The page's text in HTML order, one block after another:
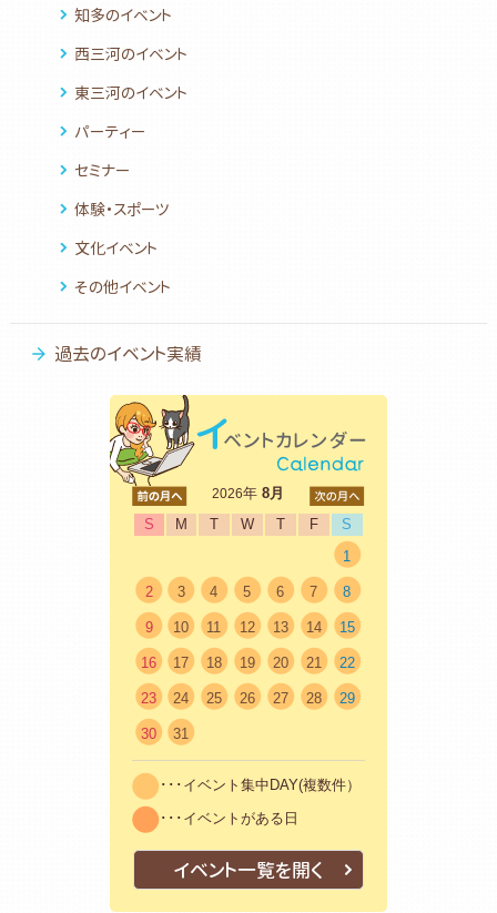
知多のイベント
西三河のイベント
東三河のイベント
パーティー
セミナー
体験・スポーツ
文化イベント
その他イベント
過去のイベント実績
2026年8月
S
M T W T F
S
1
2 3 4 5 6 7 8
9 10 11 12 13 14 15
16 17 18 19 20 21 22
23 24 25 26 27 28 29
30 31
･･･イベント集中DAY(複数件）
･･･イベントがある日
イベント一覧を開く